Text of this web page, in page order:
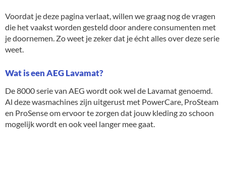
Voordat je deze pagina verlaat, willen we graag nog de vragen
die het vaakst worden gesteld door andere consumenten met
je doornemen. Zo weet je zeker dat je écht alles over deze serie
weet.
Wat is een AEG Lavamat?
De 8000 serie van AEG wordt ook wel de Lavamat genoemd.
Al deze wasmachines zijn uitgerust met PowerCare, ProSteam
en ProSense om ervoor te zorgen dat jouw kleding zo schoon
mogelijk wordt en ook veel langer mee gaat.